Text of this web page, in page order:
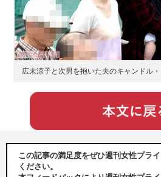
広末涼子と次男を抱いた夫のキャンドル
この記事の満足度をぜひ週刊女性プラ
ください。